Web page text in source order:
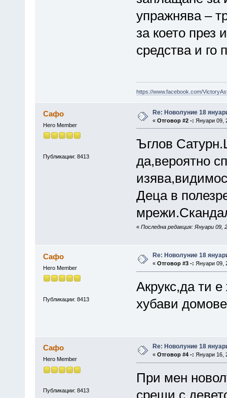
упражнява –
за което през
средства и го
https://www.facebook.com/
Сафо
Hero Member
Публикации: 8413
Re: Новолуние 18
« Отговор #2 -: Януари 09,
Ъглов
да,вероятно
Деца в
« Последна редакция: Януари 09,
Сафо
Hero Member
Публикации: 8413
Re: Новолуние 18
« Отговор #3 -: Януари 09,
Акрукс,да ти
хубави
Сафо
Hero Member
Публикации: 8413
Re: Новолуние 18
« Отговор #4 -: Януари 16,
При мен